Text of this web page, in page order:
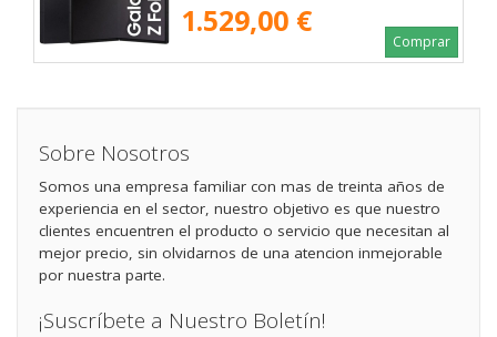
1.529,00 €
Comprar
Sobre Nosotros
Somos una empresa familiar con mas de treinta años de
experiencia en el sector, nuestro objetivo es que nuestro
clientes encuentren el producto o servicio que necesitan al
mejor precio, sin olvidarnos de una atencion inmejorable
por nuestra parte.
¡Suscríbete a Nuestro Boletín!